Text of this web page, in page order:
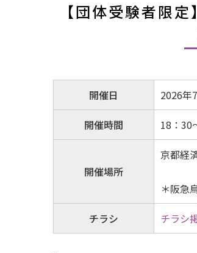
【団体受験者限
開催日 2026年
開催時間 18：30
開催場所
京都経
＊阪急
チラシ チラシ